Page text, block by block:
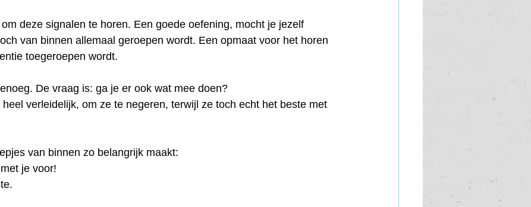
deze signalen te horen. Een goede oefening, mocht je jezelf
van binnen allemaal geroepen wordt. Een opmaat voor het horen
toegeroepen wordt.
De vraag is: ga je er ook wat mee doen?
verleidelijk, om ze te negeren, terwijl ze toch echt het beste met
van binnen zo belangrijk maakt:
je voor!